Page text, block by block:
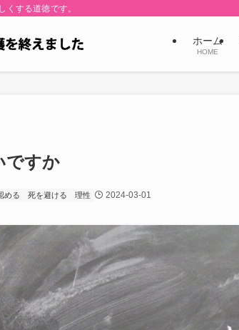
くする道徳です。
ホーム
HOME
ですか
める 死を避ける 理性 2024-03-01